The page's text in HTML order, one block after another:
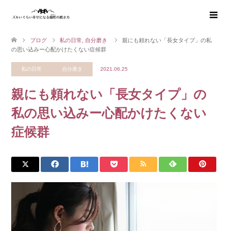
ブログ 私の日常 自分磨き
親にも頼れない「長女タイプ」の私
の思い込みー心配かけたくない症候群
私の日常 自分磨き 2021.06.25
親にも頼れない「長女タイプ」の
私の思い込みー心配かけたくない
症候群